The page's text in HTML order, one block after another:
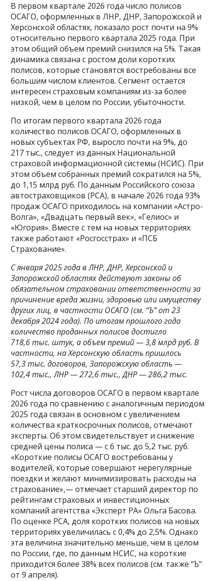
В первом квартале 2026 года число полисов
ОСАГО, оформленных в ЛНР, ДНР, Запорожской и
Херсонской областях, показало рост почти на 9%
относительно первого квартала 2025 года. При
этом общий объем премий снизился на 5%. Такая
динамика связана с ростом доли коротких
полисов, которые становятся востребованы все
большим числом клиентов. Сегмент остается
интересен страховым компаниям из-за более
низкой, чем в целом по России, убыточности.
По итогам первого квартала 2026 года
количество полисов ОСАГО, оформленных в
новых субъектах РФ, выросло почти на 9%, до
217 тыс., следует из данных Национальной
страховой информационной системы (НСИС). При
этом объем собранных премий сократился на 5%,
до 1,15 млрд руб. По данным Российского союза
автостраховщиков (РСА), в начале 2026 года 93%
продаж ОСАГО приходилось на компании «Астро-
Волга», «Двадцать первый век», «Гелиос» и
«Югория». Вместе с тем на новых территориях
также работают «Росгосстрах» и «ПСБ
Страхование».
С января 2025 года в ЛНР, ДНР, Херсонской и
Запорожской областях действуют законы об
обязательном страховании ответственности за
причинение вреда жизни, здоровью или имуществу
других лиц, в частности ОСАГО (см. “Ъ” от 23
декабря 2024 года). По итогам прошлого года
количество проданных полисов достигло
718,6 тыс. штук, а объем премий — 3,8 млрд руб. В
частности, на Херсонскую область пришлось
57,3 тыс. договоров, Запорожскую область —
102,4 тыс., ЛНР — 272,6 тыс., ДНР — 286,2 тыс.
Рост числа договоров ОСАГО в первом квартале
2026 года по сравнению с аналогичным периодом
2025 года связан в основном с увеличением
количества краткосрочных полисов, отмечают
эксперты. Об этом свидетельствует и снижение
средней цены полиса — с 6 тыс. до 5,2 тыс. руб.
«Короткие полисы ОСАГО востребованы у
водителей, которые совершают нерегулярные
поездки и желают минимизировать расходы на
страхование»,— отмечает старший директор по
рейтингам страховых и инвестиционных
компаний агентства «Эксперт РА» Ольга Басова.
По оценке РСА, доля коротких полисов на новых
территориях увеличилась с 0,4% до 2,5%. Однако
эта величина значительно меньше, чем в целом
по России, где, по данным НСИС, на короткие
приходится более 38% всех полисов (см. также “Ъ”
от 9 апреля).